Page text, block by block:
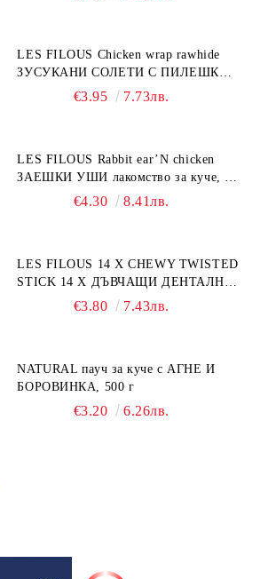
LES FILOUS Chicken wrap rawhide
ЗУСУКАНИ СОЛЕТИ С ПИЛЕШКО,
лакомство за куче, 100 г
€3.95 7.73лв.
LES FILOUS Rabbit ear’N chicken
ЗАЕШКИ УШИ лакомство за куче, 50
€4.30 8.41лв.
LES FILOUS 14 X CHEWY TWISTED
STICK 14 X ДЪВЧАЩИ ДЕНТАЛНИ
СОЛЕТИ за куче, УВИТИ
€3.80 7.43лв.
NATURAL пауч за куче с АГНЕ И
БОРОВИНКА, 500 г
€3.20 6.26лв.